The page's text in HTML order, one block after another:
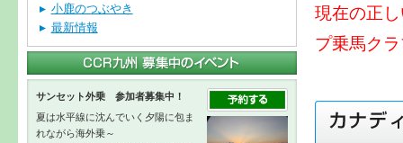
現在の正
プ乗馬ク
小鹿のつぶやき
最新情報
サンセット外乗 参加者募集中！
夏は水平線に沈んでいく夕陽に包ま
れながら海外乗～